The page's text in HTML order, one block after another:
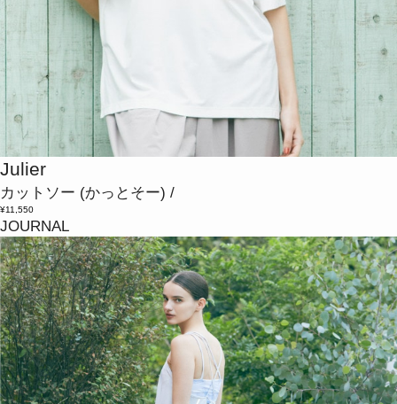
Julier
カットソー (かっとそー) /
¥11,550
JOURNAL